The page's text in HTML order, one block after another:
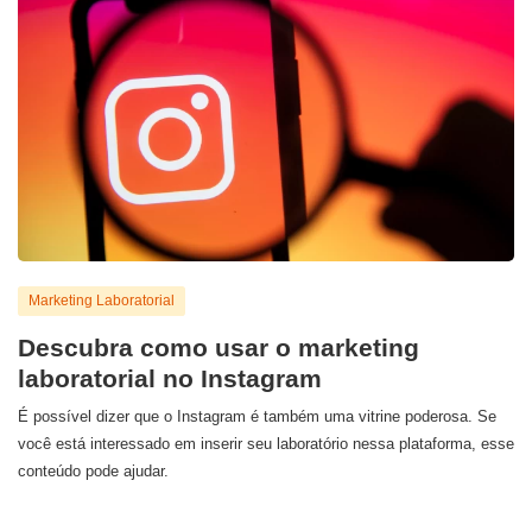
Marketing Laboratorial
Descubra como usar o marketing
laboratorial no Instagram
É possível dizer que o Instagram é também uma vitrine poderosa. Se
você está interessado em inserir seu laboratório nessa plataforma, esse
conteúdo pode ajudar.